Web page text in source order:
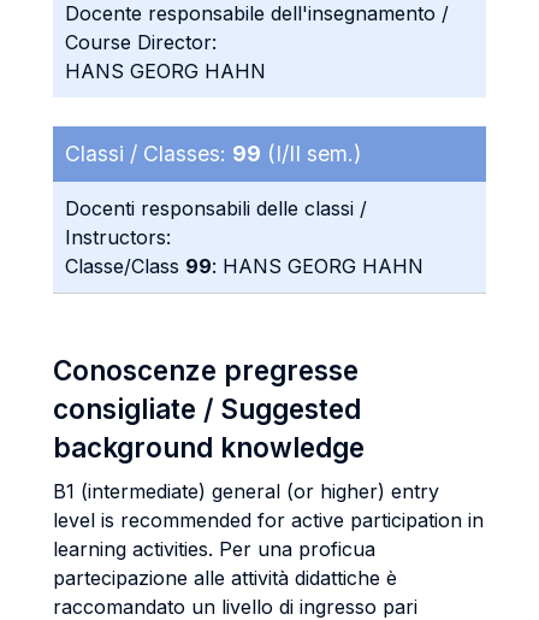
Docente responsabile dell'insegnamento /
Course Director:
HANS GEORG HAHN
Classi / Classes: 99 (I/II sem.)
Docenti responsabili delle classi /
Instructors:
Classe/Class 99: HANS GEORG HAHN
Conoscenze pregresse
consigliate / Suggested
background knowledge
B1 (intermediate) general (or higher) entry
level is recommended for active participation in
learning activities. Per una proficua
partecipazione alle attività didattiche è
raccomandato un livello di ingresso pari